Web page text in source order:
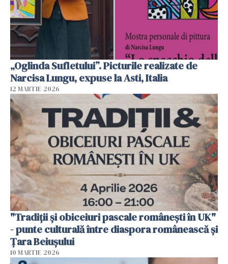
„Oglinda Sufletului”. Picturile realizate de
Narcisa Lungu, expuse la Asti, Italia
12 MARTIE 2026
"Tradiții și obiceiuri pascale românești în UK"
- punte culturală între diaspora românească și
Țara Beiușului
10 MARTIE 2026